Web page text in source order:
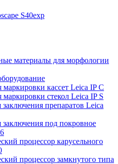
S40exp
материалы для морфологии
кассет Leica IP C
стекол Leica IP S
препаратов Leica
заключения под покровное
процессор карусельного
процессор замкнутого типа